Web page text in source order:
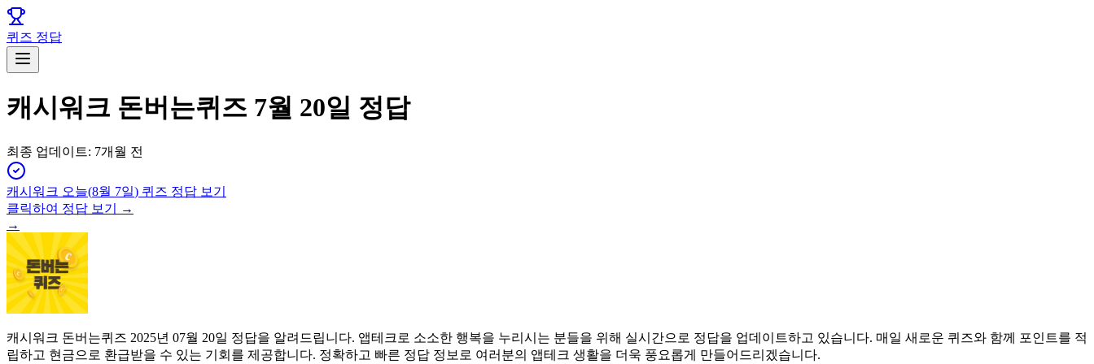
퀴즈 정답
캐시워크 돈버는퀴즈 7월 20일 정답
최종 업데이트: 7개월 전
캐시워크 오늘(8월 7일) 퀴즈 정답 보기
클릭하여 정답 보기 →
→
캐시워크 돈버는퀴즈 2025년 07월 20일 정답을 알려드립니다. 앱테크로 소소한 행복을 누리시는 분들을 위해 실시간으로 정답을 업데이트하고 있습니다. 매일 새로운 퀴즈와 함께 포인트를 적
립하고 현금으로 환급받을 수 있는 기회를 제공합니다. 정확하고 빠른 정답 정보로 여러분의 앱테크 생활을 더욱 풍요롭게 만들어드리겠습니다.